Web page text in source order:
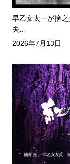
早乙女太一が捨
夫…
2026年7月13日